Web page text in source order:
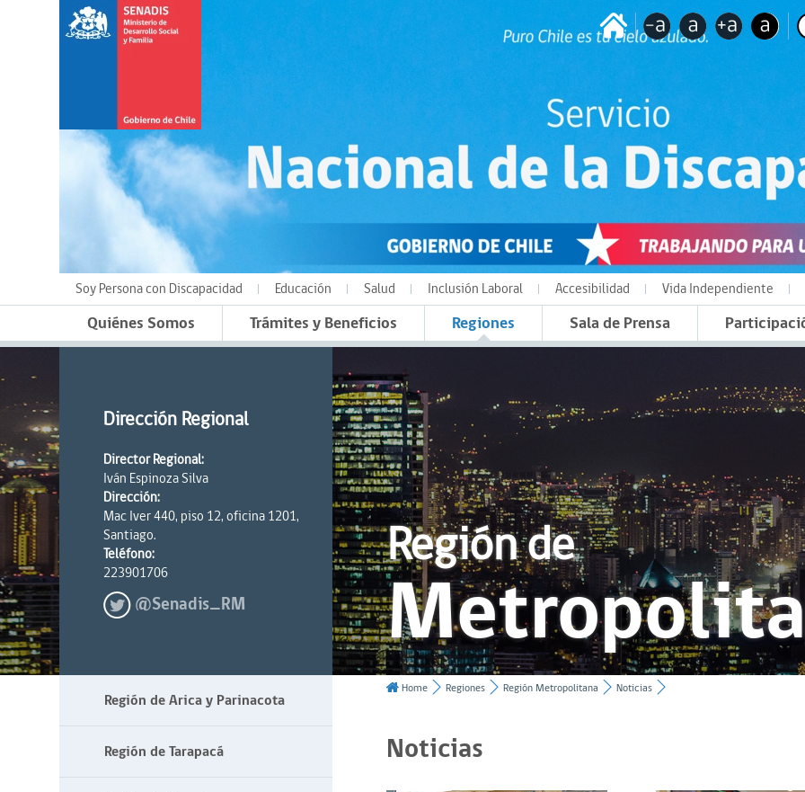
Soy Persona con Discapacidad Educación Salud Inclusión Laboral Accesibilidad Vida Independiente
Quiénes Somos Trámites y Beneficios Regiones Sala de Prensa
Dirección Regional
Director Regional:
Iván Espinoza Silva
Dirección:
Mac Iver 440, piso 12, oficina 1201,
Santiago.
Teléfono:
223901706
@Senadis_RM
Región de
Región de Arica y Parinacota
Región de Tarapacá
Home Regiones Región Metropolitana Noticias
Noticias